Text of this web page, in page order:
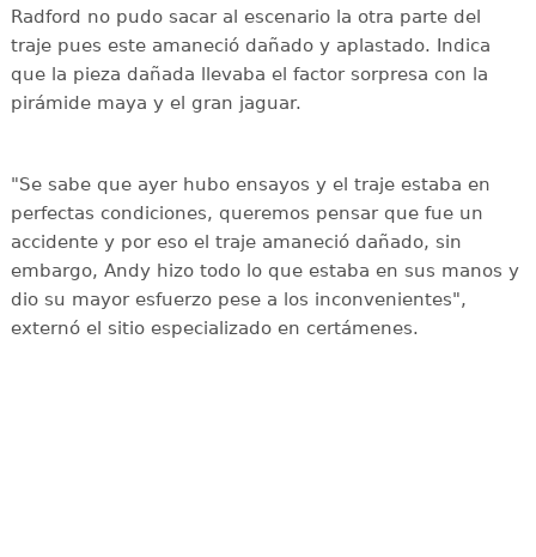
Radford no pudo sacar al escenario la otra parte del
traje pues este amaneció dañado y aplastado. Indica
que la pieza dañada llevaba el factor sorpresa con la
pirámide maya y el gran jaguar.
"Se sabe que ayer hubo ensayos y el traje estaba en
perfectas condiciones, queremos pensar que fue un
accidente y por eso el traje amaneció dañado, sin
embargo, Andy hizo todo lo que estaba en sus manos y
dio su mayor esfuerzo pese a los inconvenientes",
externó el sitio especializado en certámenes.